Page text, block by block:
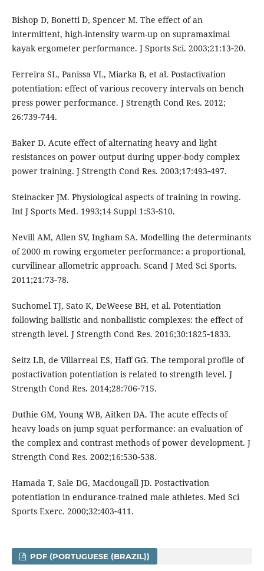
Bishop D, Bonetti D, Spencer M. The effect of an
intermittent, high-intensity warm-up on supramaximal
kayak ergometer performance. J Sports Sci. 2003;21:13‐20.
Ferreira SL, Panissa VL, Miarka B, et al. Postactivation
potentiation: effect of various recovery intervals on bench
press power performance. J Strength Cond Res. 2012;
26:739‐744.
Baker D. Acute effect of alternating heavy and light
resistances on power output during upper-body complex
power training. J Strength Cond Res. 2003;17:493‐497.
Steinacker JM. Physiological aspects of training in rowing.
Int J Sports Med. 1993;14 Suppl 1:S3‐S10.
Nevill AM, Allen SV, Ingham SA. Modelling the determinants
of 2000 m rowing ergometer performance: a proportional,
curvilinear allometric approach. Scand J Med Sci Sports.
2011;21:73‐78.
Suchomel TJ, Sato K, DeWeese BH, et al. Potentiation
following ballistic and nonballistic complexes: the effect of
strength level. J Strength Cond Res. 2016;30:1825‐1833.
Seitz LB, de Villarreal ES, Haff GG. The temporal profile of
postactivation potentiation is related to strength level. J
Strength Cond Res. 2014;28:706‐715.
Duthie GM, Young WB, Aitken DA. The acute effects of
heavy loads on jump squat performance: an evaluation of
the complex and contrast methods of power development. J
Strength Cond Res. 2002;16:530‐538.
Hamada T, Sale DG, Macdougall JD. Postactivation
potentiation in endurance-trained male athletes. Med Sci
Sports Exerc. 2000;32:403‐411.
PDF (PORTUGUESE (BRAZIL))